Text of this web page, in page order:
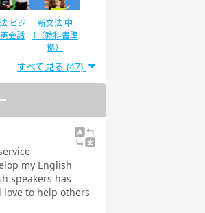
ビジ
会話
新文法 中
1（教科書準
拠）
スピー スピーキング
テスト対策
すべて見る (47)
my English
speakers has
to help others